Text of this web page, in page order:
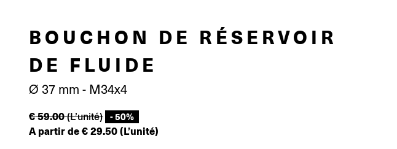
BOUCHON DE RÉSERVOIR
DE FLUIDE
Ø 37 mm - M34x4
€59.00(L’unité) - 50%
A partir de€29.50(L’unité)